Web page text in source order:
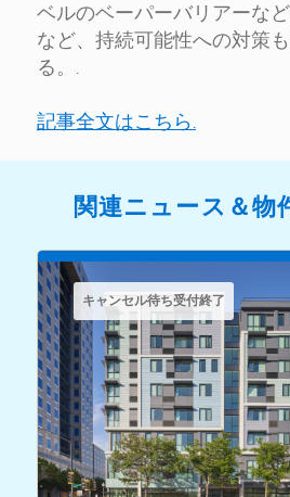
ベルのベーパーバリアーな
など、持続可能性への対策
る。.
記事全文はこちら.
関連ニュース＆物
キャンセル待ち受付終了